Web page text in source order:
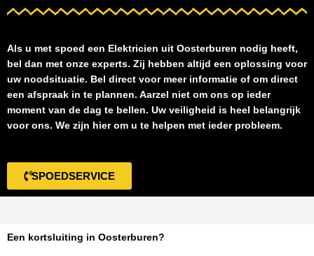
Als u met spoed een Elektricien uit Oosterburen nodig heeft,
bel dan met onze experts. Zij hebben altijd een oplossing voor
uw noodsituatie. Bel direct voor meer informatie of om direct
een afspraak in te plannen. Aarzel niet om ons op ieder
moment van de dag te bellen. Uw veiligheid is heel belangrijk
voor ons. We zijn hier om u te helpen met ieder probleem.
SPOEDSERVICE
Een kortsluiting in Oosterburen?